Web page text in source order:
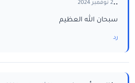
..2 نوفمبر 2024
سبحان الله العظيم
رد